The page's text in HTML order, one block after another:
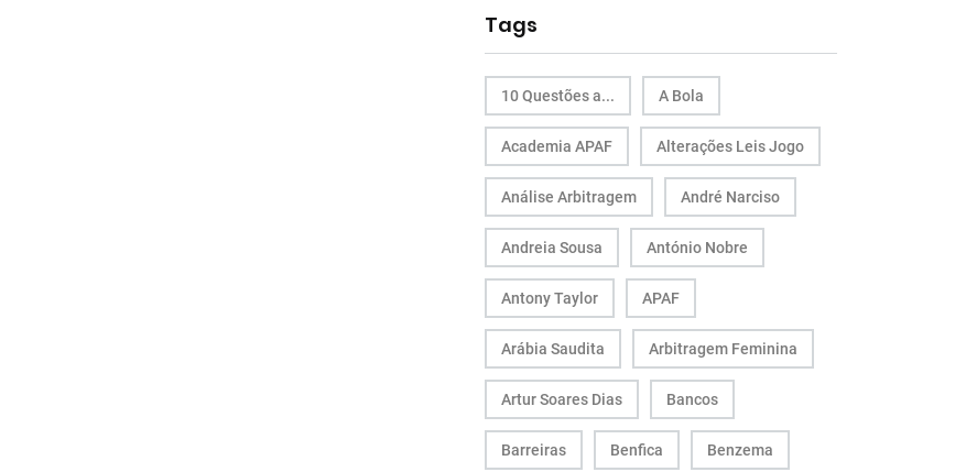
Tags
10 Questões a... A Bola
Academia APAF Alterações Leis Jogo
Análise Arbitragem André Narciso
Andreia Sousa António Nobre
Antony Taylor APAF
Arábia Saudita Arbitragem Feminina
Artur Soares Dias Bancos
Barreiras Benfica Benzema